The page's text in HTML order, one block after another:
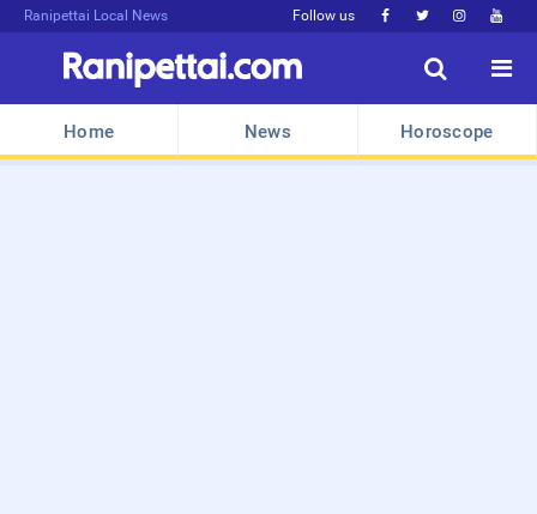
Ranipettai Local News Follow us    


Home News Horoscope